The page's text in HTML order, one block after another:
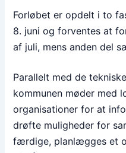
Forløbet er opdelt i to
8. juni og forventes at
af juli, mens anden del
Parallelt med de
kommunen møder med
organisationer for at
drøfte muligheder for
færdige, planlægges et